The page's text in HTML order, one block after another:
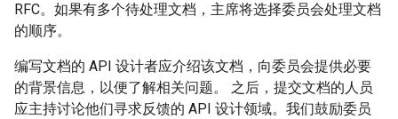
RFC。如果有多个待处理文档，主席将选择委员会处理文档
的顺序。
编写文档的 API 设计者应介绍该文档，向委员会提供必要
的背景信息，以便了解相关问题。 之后，提交文档的人员
应主持讨论他们寻求反馈的 API 设计领域。我们鼓励委员